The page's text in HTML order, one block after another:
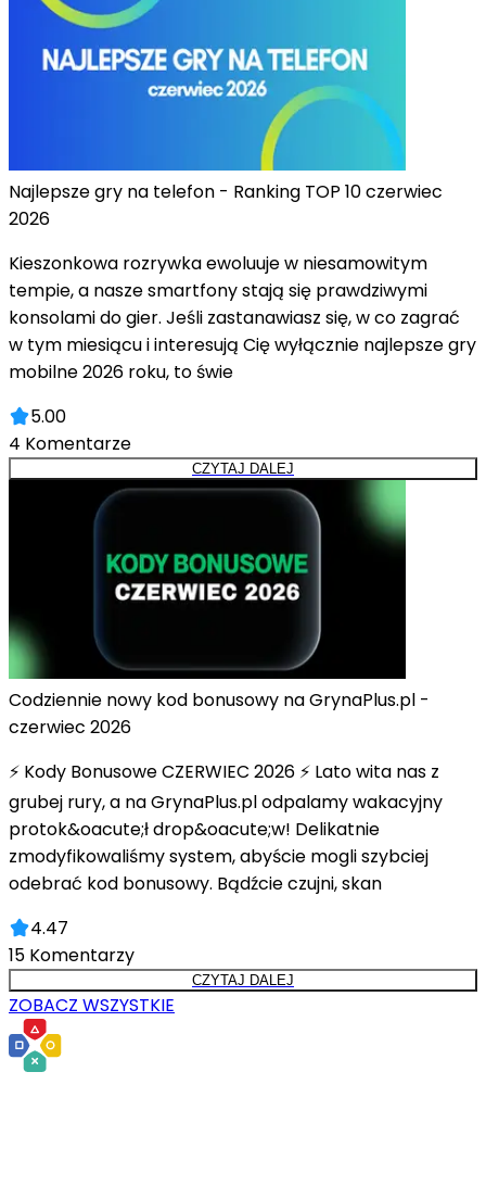
Najlepsze gry na telefon - Ranking TOP 10 czerwiec
2026
Kieszonkowa rozrywka ewoluuje w niesamowitym
tempie, a nasze smartfony stają się prawdziwymi
konsolami do gier. Jeśli zastanawiasz się, w co zagrać
w tym miesiącu i interesują Cię wyłącznie najlepsze gry
mobilne 2026 roku, to świe
5.00
4 Komentarze
CZYTAJ DALEJ
Codziennie nowy kod bonusowy na GrynaPlus.pl -
czerwiec 2026
⚡ Kody Bonusowe CZERWIEC 2026 ⚡ Lato wita nas z
grubej rury, a na GrynaPlus.pl odpalamy wakacyjny
protok&oacute;ł drop&oacute;w! Delikatnie
zmodyfikowaliśmy system, abyście mogli szybciej
odebrać kod bonusowy. Bądźcie czujni, skan
4.47
15 Komentarzy
CZYTAJ DALEJ
ZOBACZ WSZYSTKIE